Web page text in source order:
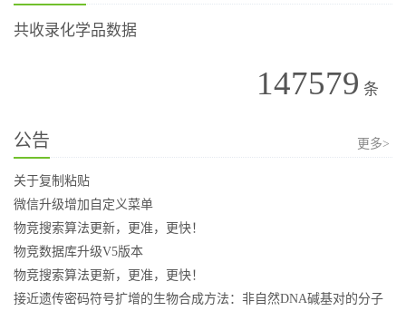
共收录化学品数据
147579 条
公告 更多>
关于复制粘贴
微信升级增加自定义菜单
物竞搜索算法更新，更准，更快！
物竞数据库升级V5版本
物竞搜索算法更新，更准，更快！
接近遗传密码符号扩增的生物合成方法：非自然DNA碱基对的分子